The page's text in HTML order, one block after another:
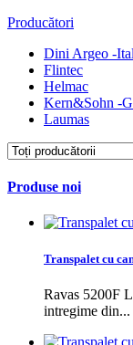
Producători
Dini Argeo -
Flintec
Helmac
Kern&Sohn -
Laumas
Produse noi
Transpalet cu
Ravas 5200F
intregime din...